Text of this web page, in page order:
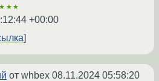
+00:00
от whbex 08.11.2024 05:58:20